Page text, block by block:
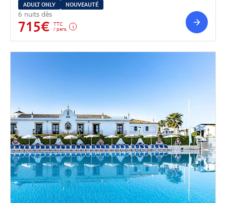
ADULT ONLY NOUVEAUTÉ
6 nuits dès
715€
TTC
/ pers.